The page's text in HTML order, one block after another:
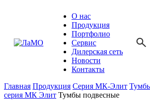
О нас
Продукция
Портфолио
Сервис
Дилерская сеть
Новости
Контакты
Главная Продукция Серия МК-Элит
серия МК Элит Тумбы подвесные